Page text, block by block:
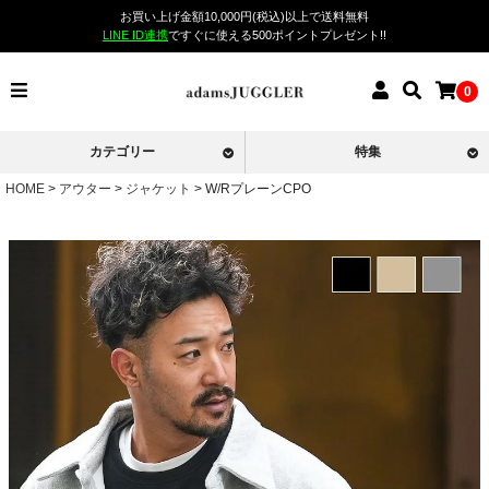
お買い上げ金額10,000円(税込)以上で送料無料
LINE ID連携ですぐに使える500ポイントプレゼント!!
0
カテゴリー 特集
HOME アウター ジャケット W/RプレーンCPO